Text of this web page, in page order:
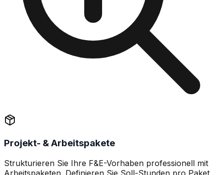
Projekt- & Arbeitspakete
Strukturieren Sie Ihre F&E-Vorhaben professionell mit
Arbeitspaketen. Definieren Sie Soll-Stunden pro Paket,